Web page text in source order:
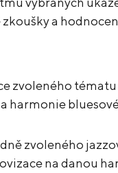
a
zvoleného
harmonie
zvoleného
na danou